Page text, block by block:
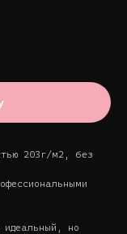
203г/м2, без
идеальный, но